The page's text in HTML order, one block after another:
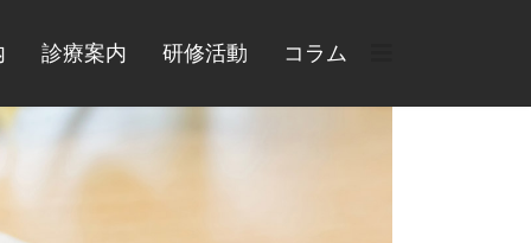
診療案内 研修活動 コラム